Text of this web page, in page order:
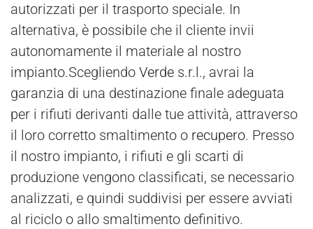
autorizzati per il trasporto speciale. In
alternativa, è possibile che il cliente invii
autonomamente il materiale al nostro
impianto.Scegliendo Verde s.r.l., avrai la
garanzia di una destinazione finale adeguata
per i rifiuti derivanti dalle tue attività, attraverso
il loro corretto smaltimento o recupero. Presso
il nostro impianto, i rifiuti e gli scarti di
produzione vengono classificati, se necessario
analizzati, e quindi suddivisi per essere avviati
al riciclo o allo smaltimento definitivo.